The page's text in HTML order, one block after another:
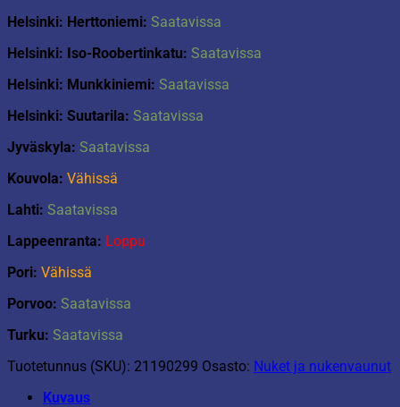
Helsinki: Herttoniemi: Saatavissa
Helsinki: Iso-Roobertinkatu: Saatavissa
Helsinki: Munkkiniemi: Saatavissa
Helsinki: Suutarila: Saatavissa
Jyväskyla: Saatavissa
Kouvola: Vähissä
Lahti: Saatavissa
Lappeenranta: Loppu
Pori: Vähissä
Porvoo: Saatavissa
Turku: Saatavissa
Tuotetunnus (SKU): 21190299 Osasto: Nuket ja nukenvaunut
Kuvaus